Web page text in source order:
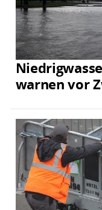
warnen vor